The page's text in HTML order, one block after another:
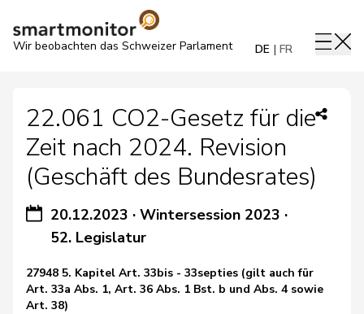
Wir beobachten das Schweizer Parlament DE FR
22.061 CO2-Gesetz für die
Zeit nach 2024. Revision
(Geschäft des Bundesrates)
20.12.2023 ·Wintersession 2023 ·
52. Legislatur
27948 5. Kapitel Art. 33bis - 33septies (gilt auch für
Art. 33a Abs. 1, Art. 36 Abs. 1 Bst. b und Abs. 4 sowie
Art. 38)